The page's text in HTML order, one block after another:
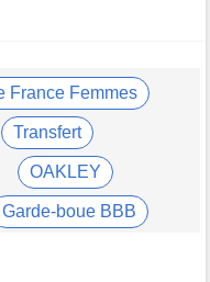
06/08
complètement folle"
Emirates-XRG jusqu'en
06/08
de leader"
France Femmes
Transfert
OAKLEY
Garde-boue BBB